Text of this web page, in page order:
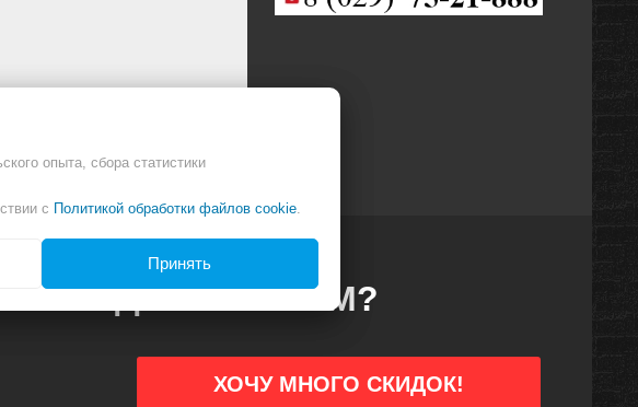
СКИДКИ ПЕРВЫМ?
опыта, сбора статистики
с Политикой обработки файлов cookie.
Принять